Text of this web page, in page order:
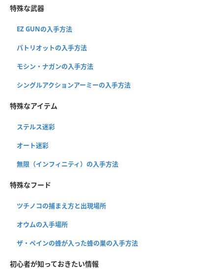
特殊な武器
EZ GUNの入手方法
パトリオットの入手方法
モシン・ナガンの入手方法
シングルアクションアーミーの入手方法
特殊なアイテム
ステルス迷彩
オート迷彩
無限（インフィニティ）の入手方法
特殊なフード
ツチノコの捕まえ方と出現場所
オウムの入手場所
ザ・ペインの蜂が入った蜂の巣の入手方法
初心者が知っておきたい情報